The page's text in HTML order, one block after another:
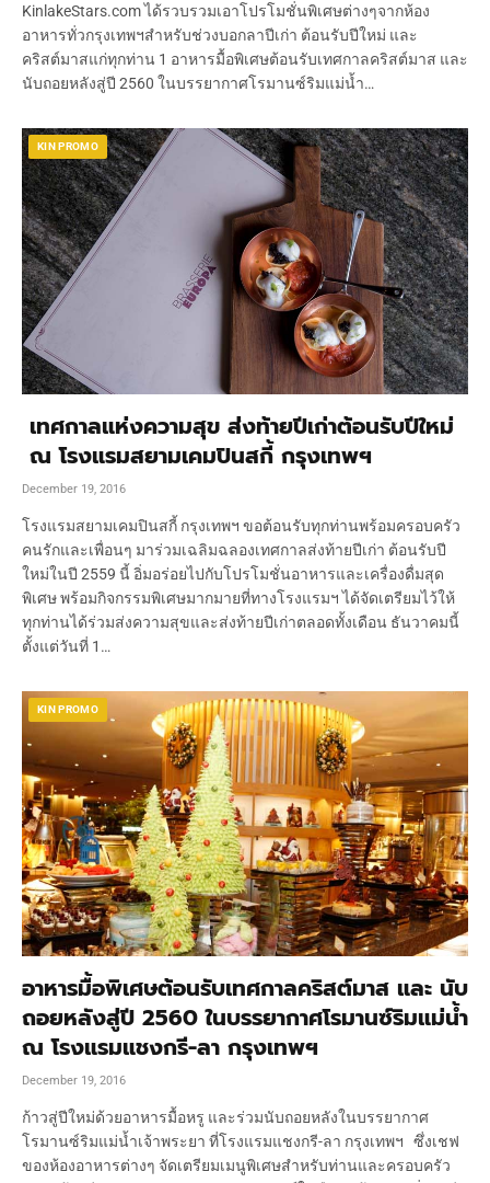
KinlakeStars.com ได้รวบรวมเอาโปรโมชั่นพิเศษต่างๆจากห้อง
อาหารทั่วกรุงเทพฯสำหรับช่วงบอกลาปีเก่า ต้อนรับปีใหม่ และ
คริสต์มาสแก่ทุกท่าน 1 อาหารมื้อพิเศษต้อนรับเทศกาลคริสต์มาส และ
นับถอยหลังสู่ปี 2560 ในบรรยากาศโรมานซ์ริมแม่น้ำ…
KIN PROMO
เทศกาลแห่งความสุข ส่งท้ายปีเก่าต้อนรับปีใหม่
ณ โรงแรมสยามเคมปินสกี้ กรุงเทพฯ
December 19, 2016
โรงแรมสยามเคมปินสกี้ กรุงเทพฯ ขอต้อนรับทุกท่านพร้อมครอบครัว
คนรักและเพื่อนๆ มาร่วมเฉลิมฉลองเทศกาลส่งท้ายปีเก่า ต้อนรับปี
ใหม่ในปี 2559 นี้ อิ่มอร่อยไปกับโปรโมชั่นอาหารและเครื่องดื่มสุด
พิเศษ พร้อมกิจกรรมพิเศษมากมายที่ทางโรงแรมฯ ได้จัดเตรียมไว้ให้
ทุกท่านได้ร่วมส่งความสุขและส่งท้ายปีเก่าตลอดทั้งเดือน ธันวาคมนี้
ตั้งแต่วันที่ 1…
KIN PROMO
อาหารมื้อพิเศษต้อนรับเทศกาลคริสต์มาส และ นับ
ถอยหลังสู่ปี 2560 ในบรรยากาศโรมานซ์ริมแม่น้ำ
ณ โรงแรมแชงกรี-ลา กรุงเทพฯ
December 19, 2016
ก้าวสู่ปีใหม่ด้วยอาหารมื้อหรู และร่วมนับถอยหลังในบรรยากาศ
โรมานซ์ริมแม่น้ำเจ้าพระยา ที่โรงแรมแชงกรี-ลา กรุงเทพฯ ซึ่งเชฟ
ของห้องอาหารต่างๆ จัดเตรียมเมนูพิเศษสำหรับท่านและครอบครัว